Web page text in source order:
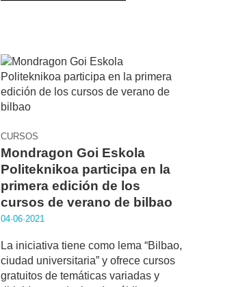
CURSOS
Mondragon Goi Eskola
Politeknikoa participa en la
primera edición de los
cursos de verano de bilbao
04·06·2021
La iniciativa tiene como lema “Bilbao,
ciudad universitaria” y ofrece cursos
gratuitos de temáticas variadas y